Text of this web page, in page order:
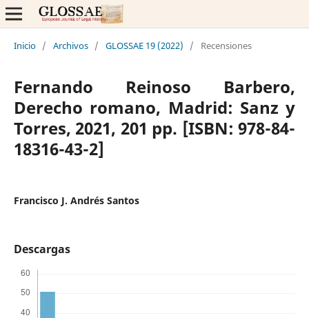
Inicio / Archivos / GLOSSAE 19 (2022) / Recensiones
Fernando Reinoso Barbero,
Derecho romano, Madrid: Sanz y
Torres, 2021, 201 pp. [ISBN: 978-84-
18316-43-2]
Francisco J. Andrés Santos
Descargas